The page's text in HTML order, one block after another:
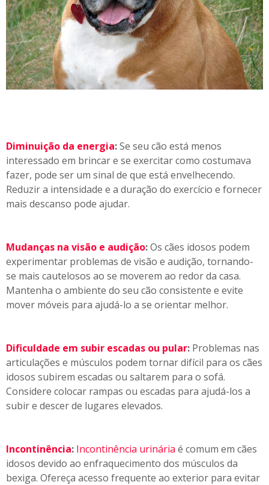
r
e
s
s
a
f
a
Diminuição da energia:Se seu cão está menos
interessado em brincar e se exercitar como costumava
fazer, pode ser um sinal de que está envelhecendo.
Reduzir a intensidade e a duração do exercício e fornecer
mais descanso pode ajudar.
Mudanças na visão e audição:Os cães idosos podem
experimentar problemas de visão e audição, tornando-
se mais cautelosos ao se moverem ao redor da casa.
Mantenha o ambiente do seu cão consistente e evite
mover móveis para ajudá-lo a se orientar melhor.
Dificuldade em subir escadas ou pular: Problemas nas
articulações e músculos podem tornar difícil para os cães
idosos subirem escadas ou saltarem para o sofá.
Considere colocar rampas ou escadas para ajudá-los a
subir e descer de lugares elevados.
Incontinência: Incontinência urinária é comum em cães
idosos devido ao enfraquecimento dos músculos da
bexiga. Ofereça acesso frequente ao exterior para evitar